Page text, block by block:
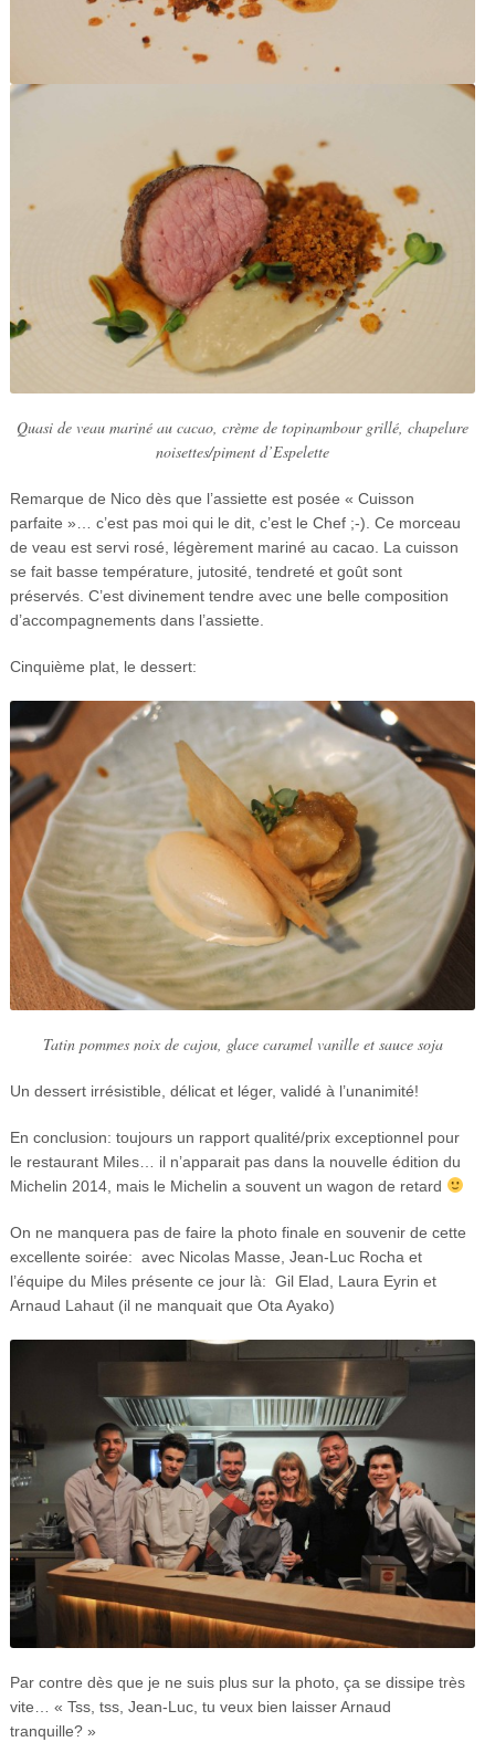
Quasi de veau mariné au cacao, crème de topinambour grillé, chapelure
noisettes/piment d’Espelette
Remarque de Nico dès que l’assiette est posée « Cuisson
parfaite »… c’est pas moi qui le dit, c’est le Chef ;-). Ce morceau
de veau est servi rosé, légèrement mariné au cacao. La cuisson
se fait basse température, jutosité, tendreté et goût sont
préservés. C’est divinement tendre avec une belle composition
d’accompagnements dans l’assiette.
Cinquième plat, le dessert:
Tatin pommes noix de cajou, glace caramel vanille et sauce soja
Un dessert irrésistible, délicat et léger, validé à l’unanimité!
En conclusion: toujours un rapport qualité/prix exceptionnel pour
le restaurant Miles… il n’apparait pas dans la nouvelle édition du
Michelin 2014, mais le Michelin a souvent un wagon de retard
On ne manquera pas de faire la photo finale en souvenir de cette
excellente soirée: avec Nicolas Masse, Jean-Luc Rocha et
l’équipe du Miles présente ce jour là: Gil Elad, Laura Eyrin et
Arnaud Lahaut (il ne manquait que Ota Ayako)
Par contre dès que je ne suis plus sur la photo, ça se dissipe très
vite… « Tss, tss, Jean-Luc, tu veux bien laisser Arnaud
tranquille? »